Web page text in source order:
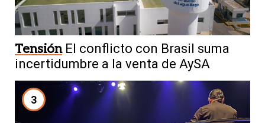
Tensión El conflicto con Brasil suma
incertidumbre a la venta de AySA
3